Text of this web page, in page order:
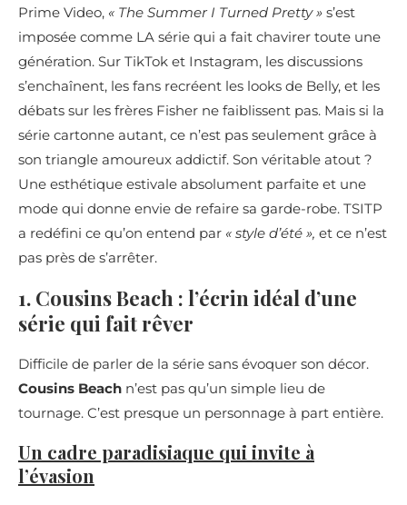
Prime Video, « The Summer I Turned Pretty » s’est
imposée comme LA série qui a fait chavirer toute une
génération. Sur TikTok et Instagram, les discussions
s’enchaînent, les fans recréent les looks de Belly, et les
débats sur les frères Fisher ne faiblissent pas. Mais si la
série cartonne autant, ce n’est pas seulement grâce à
son triangle amoureux addictif. Son véritable atout ?
Une esthétique estivale absolument parfaite et une
mode qui donne envie de refaire sa garde-robe. TSITP
a redéfini ce qu’on entend par « style d’été », et ce n’est
pas près de s’arrêter.
1. Cousins Beach : l’écrin idéal d’une
série qui fait rêver
Difficile de parler de la série sans évoquer son décor.
Cousins Beach n’est pas qu’un simple lieu de
tournage. C’est presque un personnage à part entière.
Un cadre paradisiaque qui invite à
l’évasion